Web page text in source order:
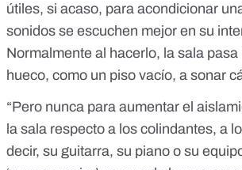
útiles, si acaso, para acondicionar
sonidos se escuchen mejor en su
Normalmente al hacerlo, la sala pasa
hueco, como un piso vacío, a sonar
“Pero nunca para aumentar el
la sala respecto a los colindantes, a
decir, su guitarra, su piano o su